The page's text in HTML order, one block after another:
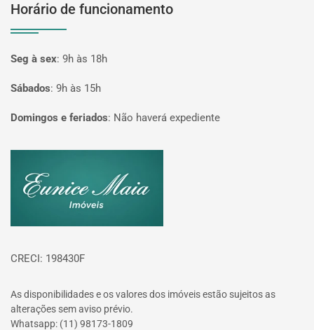
Horário de funcionamento
Seg à sex: 9h às 18h
Sábados: 9h às 15h
Domingos e feriados: Não haverá expediente
CRECI: 198430F
As disponibilidades e os valores dos imóveis estão sujeitos as
alterações sem aviso prévio.
Whatsapp: (11) 98173-1809